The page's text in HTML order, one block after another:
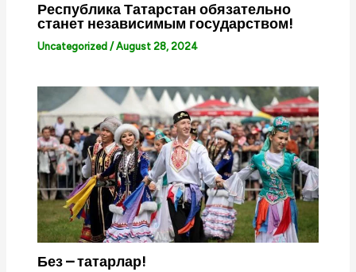
Республика Татарстан обязательно
станет независимым государством!
Uncategorized /August 28, 2024
Без – татарлар!